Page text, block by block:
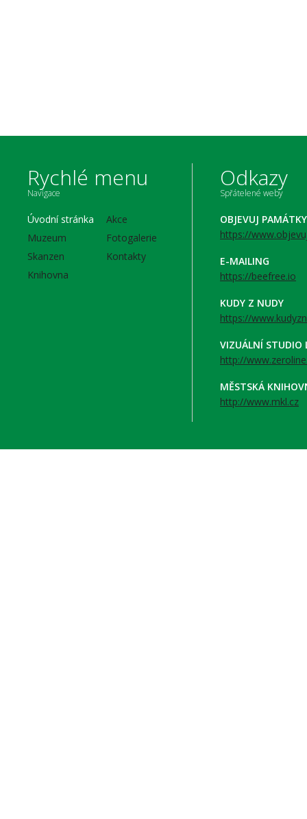
Rychlé menu
Navigace
Úvodní stránka
Muzeum
Skanzen
Knihovna
Akce
Fotogalerie
Kontakty
Odkazy
Spřátelené weby
OBJEVUJ PAMÁTKY
https://
E-MAILING
https://beefree.io
KUDY Z NUDY
https://
VIZUÁLNÍ STUDIO
http://
MĚSTSKÁ
http://www.mkl.cz